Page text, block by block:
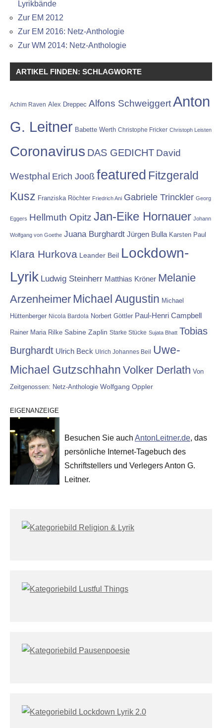
Lyrikbände
Zur EM 2012
Zur EM 2016: Netz-Anthologie
Zur WM 2014: Netz-Anthologie
ARTIKEL FINDEN: SCHLAGWORTE
Achim Raven Alex Dreppec Alfons SchweiggertAnton
G. Leitner Babette Werth Christophe Fricker Christoph Leisten
Coronavirus DAS GEDICHT David
Westphal Erich Jooß featured Fitzgerald
Kusz Franziska Röchter Friedrich Ani Gabriele Trinckler Georg
Eggers Hellmuth Opitz Jan-Eike Hornauer Johann
Wolfgang von Goethe Juana Burghardt Jürgen Bulla Karsten Paul
Klara Hurkova Leander Beil Lockdown-
Lyrik Ludwig Steinherr Matthias Kröner Melanie
Arzenheimer Michael Augustin Michael
Hüttenberger Nicola Bardola Norbert Göttler Paul-Henri Campbell
Rainer Maria Rilke Sabine Zaplin Starke Stücke Sujata Bhatt Tobias
Burghardt Ulrich Beck Ulrich Johannes Beil Uwe-
Michael Gutzschhahn Volker Derlath Von
Zeitgenossen: Netz-Anthologie Wolfgang Oppler
EIGENANZEIGE
Besuchen Sie auch AntonLeitner.de, das
persönliche Internet-Tagebuch des
Schriftstellers und Verlegers Anton G.
Leitner.